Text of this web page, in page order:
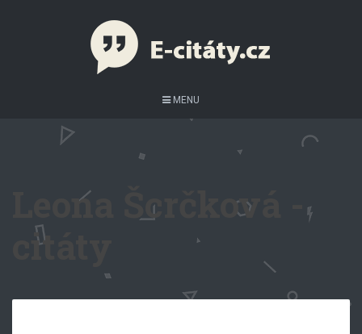
MENU
Leona Šcrčková -
citáty